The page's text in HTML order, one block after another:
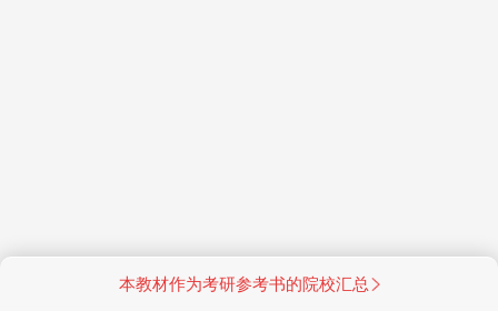
本教材作为考研参考书的院校汇总